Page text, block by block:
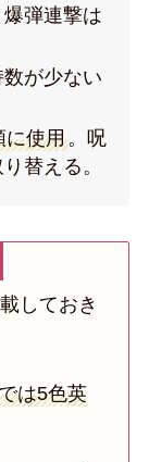
弾連撃は
が少ない
に使用。呪
替える。
しておき
は5色英